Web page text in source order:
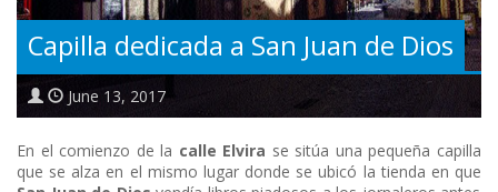
Capilla dedicada a San Juan de Dios
June 13, 2017
En el comienzo de la calle Elvira se sitúa una pequeña capilla
que se alza en el mismo lugar donde se ubicó la tienda en que